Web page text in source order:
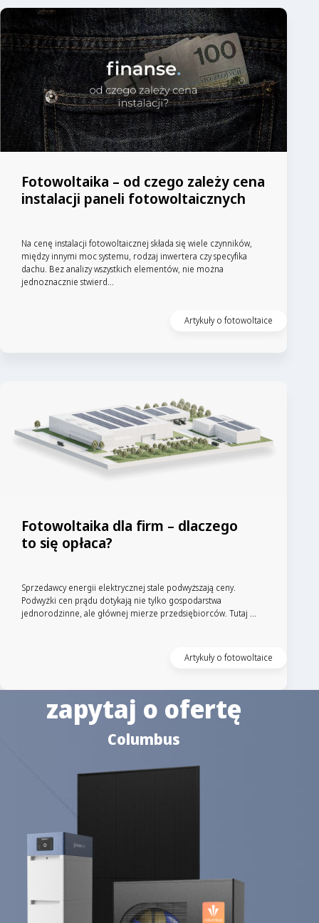
Fotowoltaika – od czego zależy cena
instalacji paneli fotowoltaicznych
Na cenę instalacji fotowoltaicznej składa się wiele czynników,
między innymi moc systemu, rodzaj inwertera czy specyfika
dachu. Bez analizy wszystkich elementów, nie można
jednoznacznie stwierd...
Artykuły o fotowoltaice
Fotowoltaika dla firm – dlaczego
to się opłaca?
Sprzedawcy energii elektrycznej stale podwyższają ceny.
Podwyżki cen prądu dotykają nie tylko gospodarstwa
jednorodzinne, ale głównej mierze przedsiębiorców. Tutaj ...
Artykuły o fotowoltaice
zapytaj o ofertę
Columbus